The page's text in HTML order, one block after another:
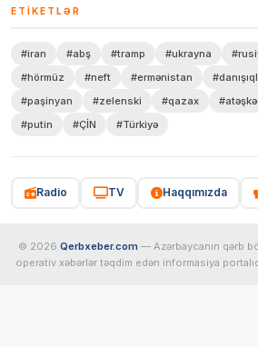
ETIKETLƏR
#iran #abş #tramp #ukrayna
#hörmüz
#neft #ermənistan
#paşinyan
#zelenski #qazax
#putin
#ÇİN #Türkiyə
Radio TV Haqqımızda
© 2026 Qerbxeber.com — Azərbaycanın qərb
operativ xəbərlər təqdim edən informasiya